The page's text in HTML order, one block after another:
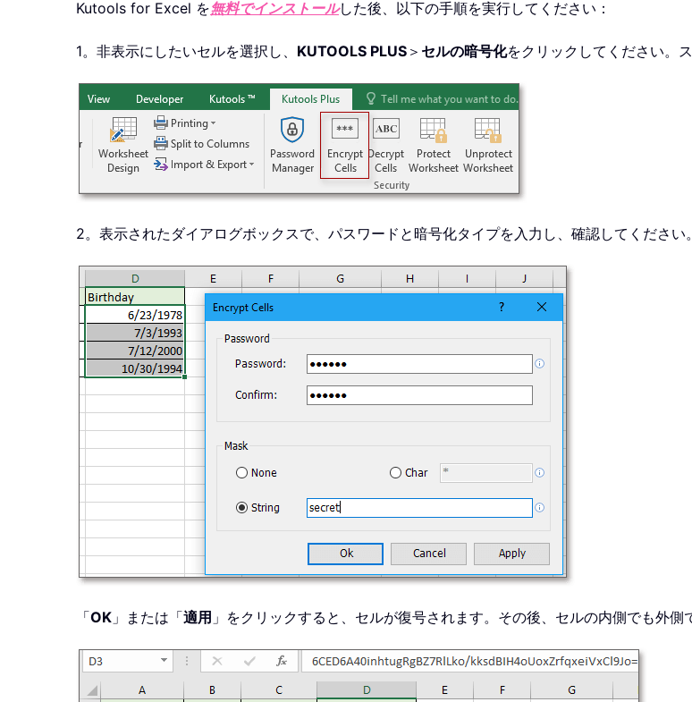
Kutools for Excel を無料でインストールした後、以下の手順を実行してください：
1。非表示にしたいセルを選択し、 KUTOOLS PLUS ＞ セルの暗号化をクリックしてください。
2。表示されたダイアログボックスで、パスワードと暗号化タイプを入力し、確認してください
「OK 」または「適用 」をクリックすると、セルが復号されます。その後、セルの内側でも外側